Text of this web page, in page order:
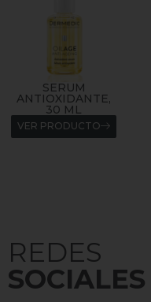
SERUM
ANTIOXIDANTE,
30 ML
VER PRODUCTO
REDES
SOCIALES